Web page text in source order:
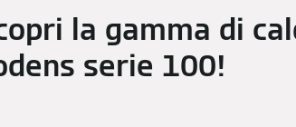
la gamma di
serie 100!